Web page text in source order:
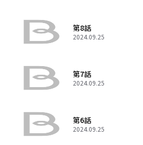
第8話
2024.09.25
第7話
2024.09.25
第6話
2024.09.25